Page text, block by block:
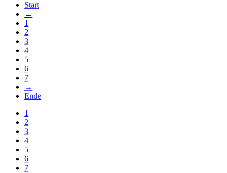
Start
←
1
2
3
4
5
6
7
→
Ende
1
2
3
4
5
6
7